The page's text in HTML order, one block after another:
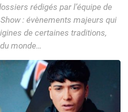
rédigés par l’équipe de
: évènements majeurs qui
de certaines traditions,
monde…